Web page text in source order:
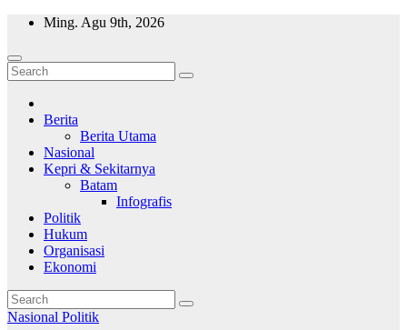
Skip
content
Ming. Agu 9th, 2026
Wajah Batam
CCTV nya kota Batam
Berita
Berita Utama
Nasional
Kepri & Sekitarnya
Batam
Infografis
Politik
Hukum
Organisasi
Ekonomi
Nasional Politik